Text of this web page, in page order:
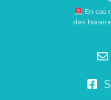
En cas
des